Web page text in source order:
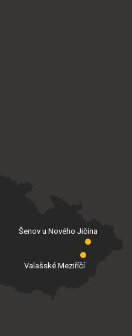
Valašské Meziříčí
Šenov u Nového Jičína